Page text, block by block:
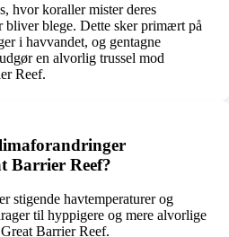
hvor koraller mister deres
bliver blege. Dette sker primært på
i havvandet, og gentagne
en alvorlig trussel mod
Reef.
Barrier Reef?
stigende havtemperaturer og
til hyppigere og mere alvorlige
Barrier Reef.